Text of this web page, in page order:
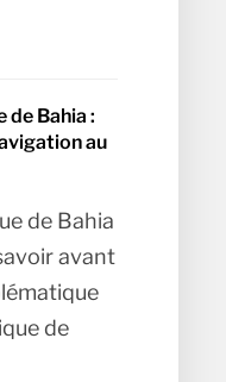
de Bahia :
au
de Bahia
avant
de